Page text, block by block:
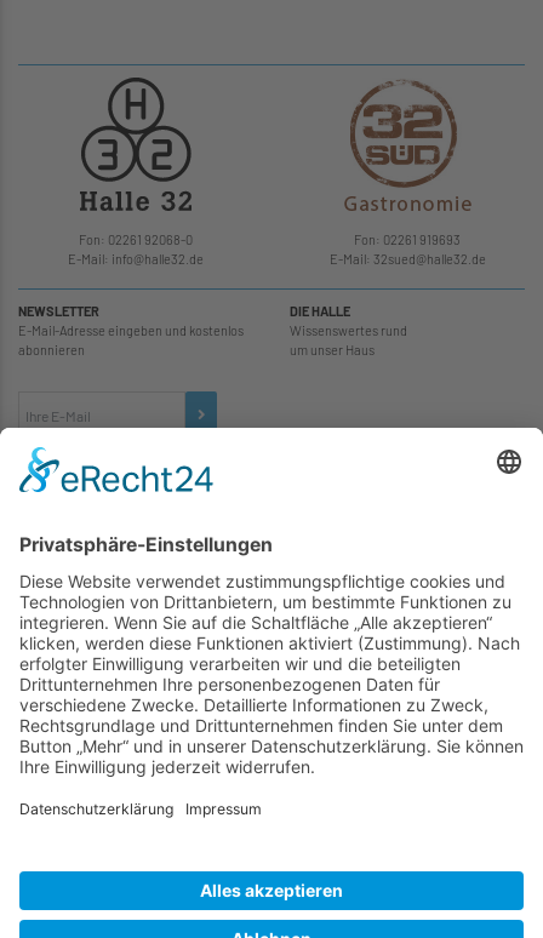
Fon: 02261 92068-0
E-Mail: info@halle32.de
Fon: 02261 919693
E-Mail: 32sued@halle32.de
NEWSLETTER
E-Mail-Adresse eingeben und kostenlos
abonnieren
DIE HALLE
Wissenswertes rund
um unser Haus
SOCIAL MEDIA
Besuchen Sie uns auch hier: